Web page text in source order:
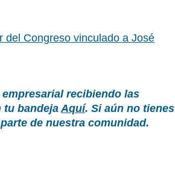
del Congreso vinculado a José
recibiendo las
tu bandejaAquí. Si aún no tienes
de nuestra comunidad.